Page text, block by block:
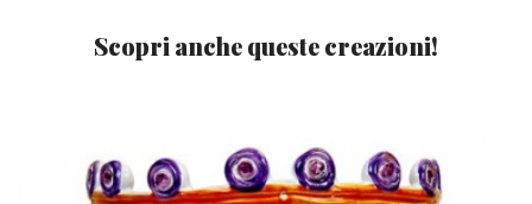
Scopri anche queste creazioni!